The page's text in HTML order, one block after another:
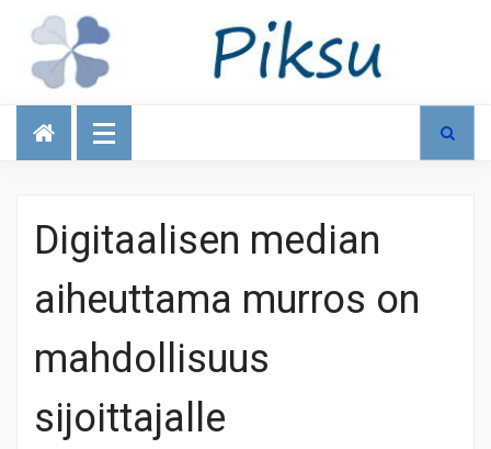
Talous
Digitaalisen median
aiheuttama murros on
mahdollisuus
sijoittajalle